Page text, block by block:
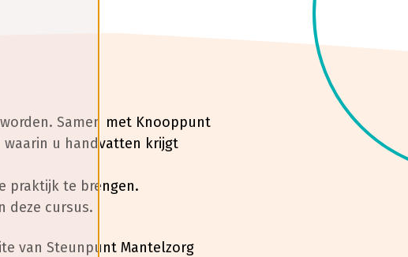
Samen met Knooppunt
waarin u handvatten krijgt
praktijk te brengen.
deze cursus.
van Steunpunt Mantelzorg